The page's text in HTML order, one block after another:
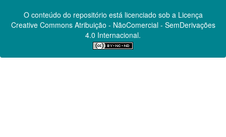
O conteúdo do repositório está licenciado sob a Licença
Creative CommonsAtribuição - NãoComercial - SemDerivações
4.0 Internacional.